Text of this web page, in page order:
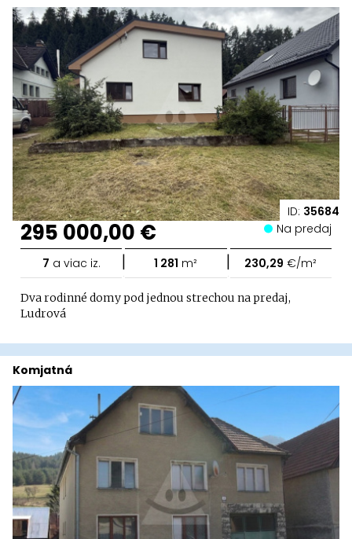
ID: 35684
295 000,00 € Na predaj
7 a viac iz. | 1 281 m² | 230,29 €/m²
Dva rodinné domy pod jednou strechou na predaj,
Ludrová
Komjatná